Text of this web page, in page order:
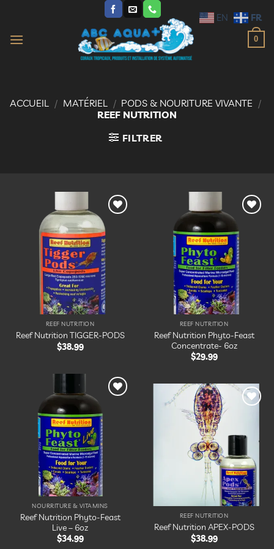
contenu
0
ACCUEIL / MATÉRIEL / PODS & NOURITURE VIVANTE /
REEF NUTRITION
FILTRER
Ajouter
liste
d’envies
REEF NUTRITION
Reef Nutrition TIGGER-PODS
$38.99
Ajouter
d’envies
REEF NUTRITION
Reef Nutrition Phyto-Feast
Concentrate- 6oz
$29.99
d’envies
NOURRITURE & VITAMINS
Reef Nutrition Phyto-Feast
Live – 6oz
$34.99
d’envies
REEF NUTRITION
Reef Nutrition APEX-PODS
$38.99
EN FR